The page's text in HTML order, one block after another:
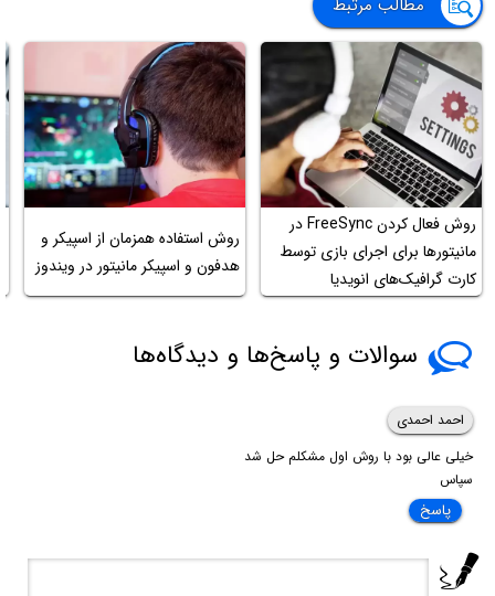
مطالب مرتبط
روش فعال کردن FreeSync در
مانیتورها برای اجرای بازی توسط
کارت گرافیک‌های انویدیا
روش استفاده همزمان از اسپیکر و
هدفون و اسپیکر مانیتور در ویندوز
سوالات و پاسخ‌ها و دیدگاه‌ها
احمد احمدی
خیلی عالی بود با روش اول مشکلم حل شد
سپاس
پاسخ